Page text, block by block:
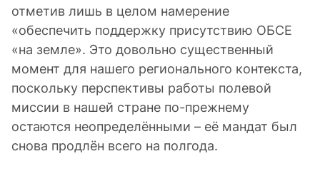
отметив лишь в целом намерение
«обеспечить поддержку присутствию ОБСЕ
«на земле». Это довольно существенный
момент для нашего регионального контекста,
поскольку перспективы работы полевой
миссии в нашей стране по-прежнему
остаются неопределёнными – её мандат был
снова продлён всего на полгода.